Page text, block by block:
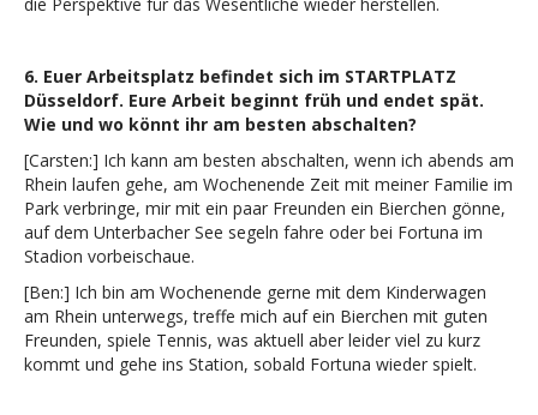
die Perspektive für das Wesentliche wieder herstellen.
6. Euer Arbeitsplatz befindet sich im STARTPLATZ
Düsseldorf. Eure Arbeit beginnt früh und endet spät.
Wie und wo könnt ihr am besten abschalten?
[Carsten:] Ich kann am besten abschalten, wenn ich abends am
Rhein laufen gehe, am Wochenende Zeit mit meiner Familie im
Park verbringe, mir mit ein paar Freunden ein Bierchen gönne,
auf dem Unterbacher See segeln fahre oder bei Fortuna im
Stadion vorbeischaue.
[Ben:] Ich bin am Wochenende gerne mit dem Kinderwagen
am Rhein unterwegs, treffe mich auf ein Bierchen mit guten
Freunden, spiele Tennis, was aktuell aber leider viel zu kurz
kommt und gehe ins Station, sobald Fortuna wieder spielt.